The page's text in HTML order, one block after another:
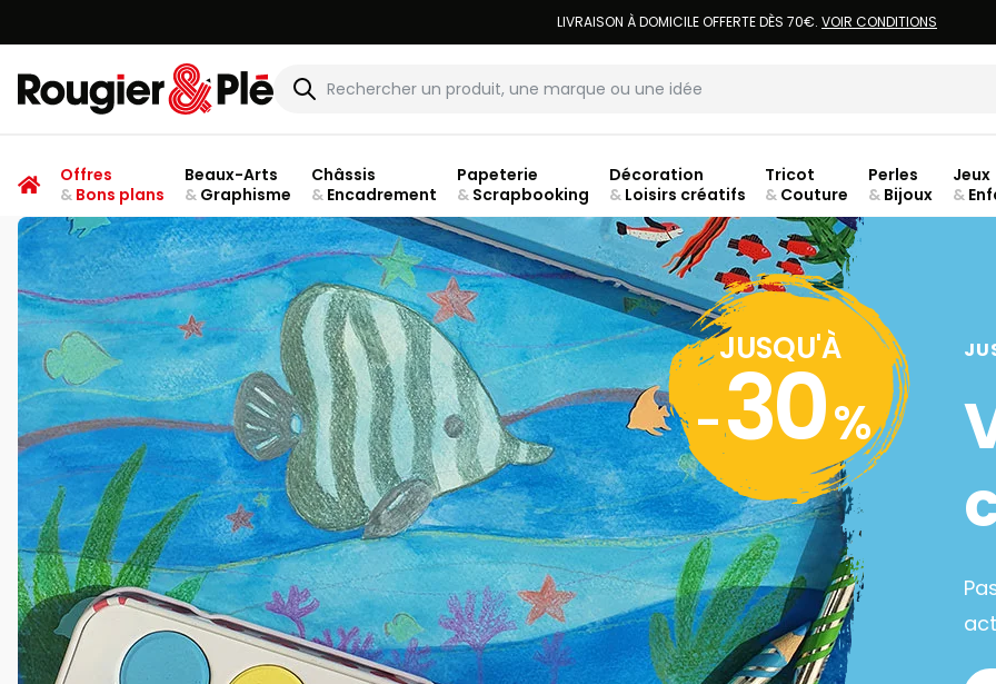
LIVRAISON À DOMICILE OFFERTE DÈS 70€. VOIR CONDITIONS
Rougier & Plé
Offres
&Bons plans
Beaux-Arts
&Graphisme
Châssis
&Encadrement
Papeterie
&Scrapbooking
Décoration
&Loisirs créatifs
Tricot
& Couture
Perles
& Bijoux
Jeux
&
JUSQU'À
-30%